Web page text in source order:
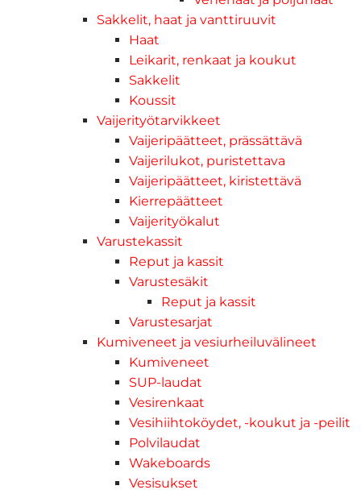
Sakkelit, haat ja vanttiruuvit
Haat
Leikarit, renkaat ja koukut
Sakkelit
Koussit
Vaijerityötarvikkeet
Vaijeripäätteet, prässättävä
Vaijerilukot, puristettava
Vaijeripäätteet, kiristettävä
Kierrepäätteet
Vaijerityökalut
Varustekassit
Reput ja kassit
Varustesäkit
Reput ja kassit
Varustesarjat
Kumiveneet ja vesiurheiluvälineet
Kumiveneet
SUP-laudat
Vesirenkaat
Vesihiihtoköydet, -koukut ja -peilit
Polvilaudat
Wakeboards
Vesisukset